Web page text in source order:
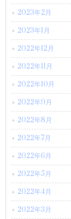
2023年2月
2023年1月
2022年12月
2022年11月
2022年10月
2022年9月
2022年8月
2022年7月
2022年6月
2022年5月
2022年4月
2022年3月